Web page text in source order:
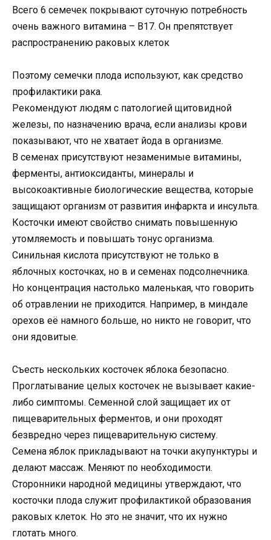
Всего 6 семечек покрывают суточную потребность
очень важного витамина – В17. Он препятствует
распространению раковых клеток
Поэтому семечки плода используют, как средство
профилактики рака.
Рекомендуют людям с патологией щитовидной
железы, по назначению врача, если анализы крови
показывают, что не хватает йода в организме.
В семенах присутствуют незаменимые витамины,
ферменты, антиоксиданты, минералы и
высокоактивные биологические вещества, которые
защищают организм от развития инфаркта и инсульта.
Косточки имеют свойство снимать повышенную
утомляемость и повышать тонус организма.
Синильная кислота присутствуют не только в
яблочных косточках, но в и семенах подсолнечника.
Но концентрация настолько маленькая, что говорить
об отравлении не приходится. Например, в миндале
орехов её намного больше, но никто не говорит, что
они ядовитые.
Съесть нескольких косточек яблока безопасно.
Проглатывание целых косточек не вызывает какие-
либо симптомы. Семенной слой защищает их от
пищеварительных ферментов, и они проходят
безвредно через пищеварительную систему.
Семена яблок прикладывают на точки акупунктуры и
делают массаж. Меняют по необходимости.
Сторонники народной медицины утверждают, что
косточки плода служит профилактикой образования
раковых клеток. Но это не значит, что их нужно
глотать много.